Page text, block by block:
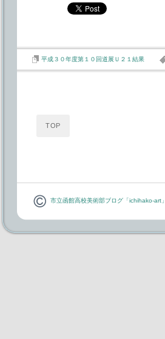
平成３０年度第１０回道展Ｕ２１結果
TOP
市立函館高校美術部ブログ「ichihako-art」